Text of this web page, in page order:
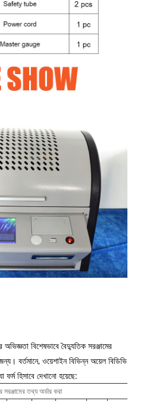
বিশেষভাবে বৈদ্যুতিক সরঞ্জামের
বর্তমানে, ওয়েশাইন বিভিন্ন অয়েল বিডিভি
ফর্ম হিসাবে দেখানো হয়েছে:
সরঞ্জামের তথ্য অর্ডার করা